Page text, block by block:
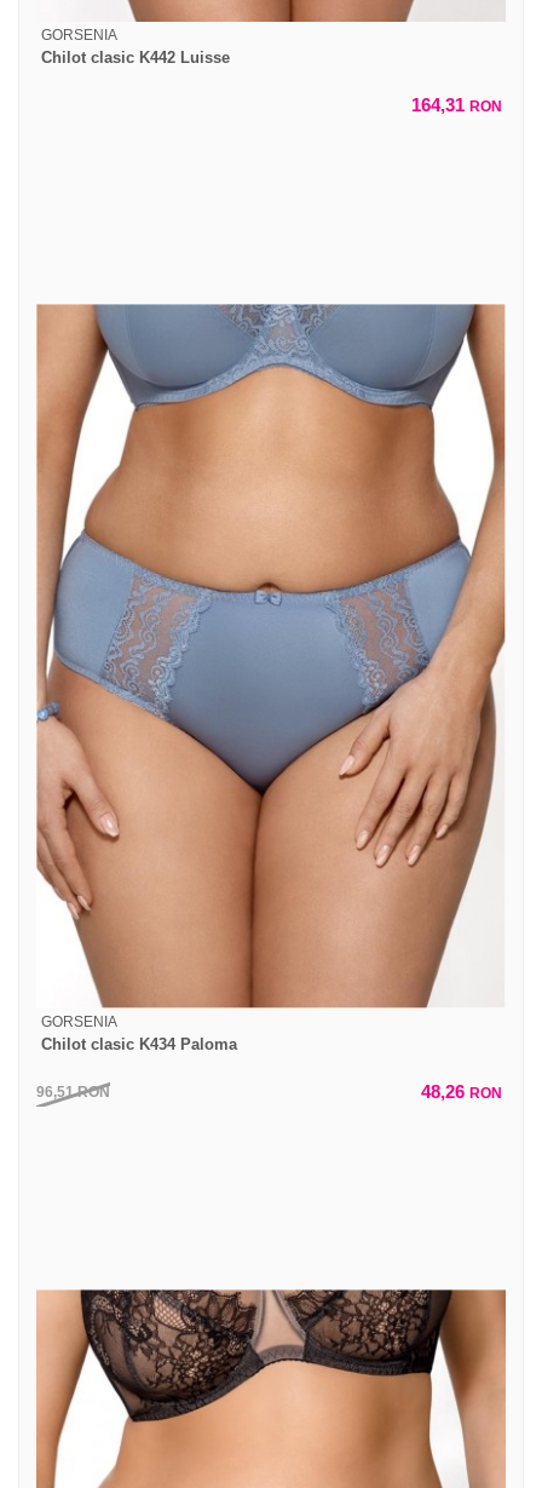
GORSENIA
Chilot clasic K442 Luisse
164,31 RON
GORSENIA
Chilot clasic K434 Paloma
96,51RON 48,26 RON